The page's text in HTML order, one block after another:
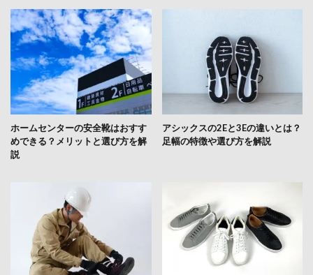
ホームセンターの安全靴はおすす
めできる？メリットと選び方を解
説
アシックスの2Eと3Eの違いとは？
足幅の特徴や選び方を解説